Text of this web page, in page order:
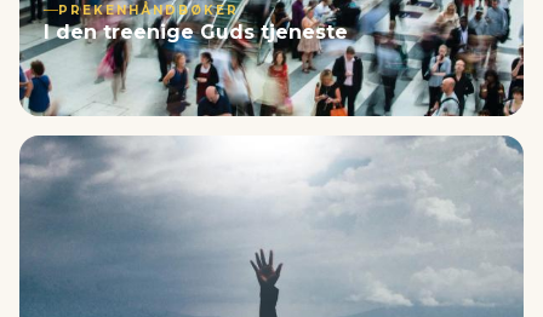
PREKENHÅNDBØKER
I den treenige Guds tjeneste